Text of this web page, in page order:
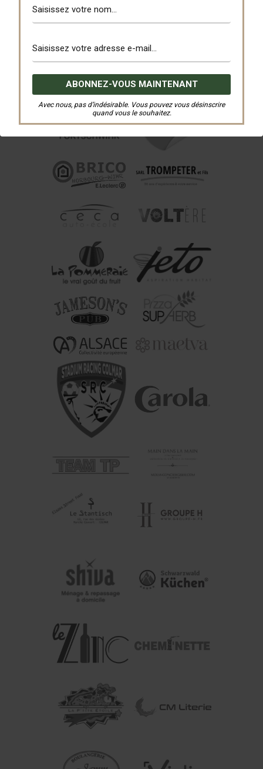
Avec nous, pas d’indésirable. Vous pouvez vous désinscrire
quand vous le souhaitez.